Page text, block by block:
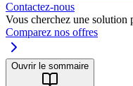
Contactez-nous
Vous cherchez une solution
Comparez nos offres
Ouvrir le sommaire